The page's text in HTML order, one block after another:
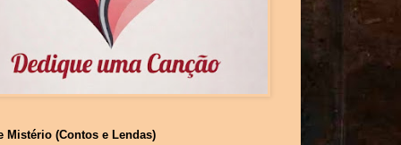
Mistério (Contos e Lendas)